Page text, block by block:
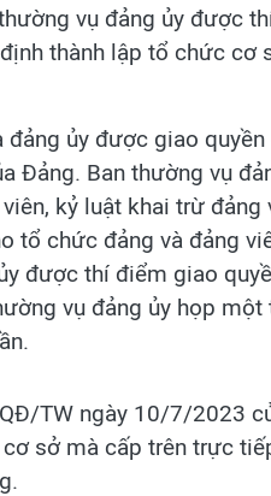
vụ đảng ủy được
thành lập tổ chức cơ
ủy được giao
Đảng. Ban thường vụ
kỷ luật khai trừ
tổ chức đảng và đảng
được thí điểm giao
vụ đảng ủy họp
TW ngày 10/7/2023
sở mà cấp trên trực